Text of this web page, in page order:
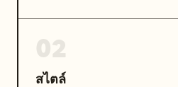
สไตล์